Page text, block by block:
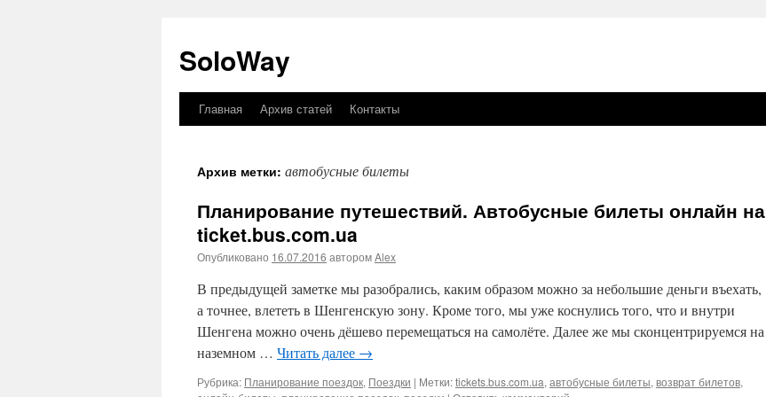
SoloWay
Перейти
содержимому
Главная Архив статей Контакты
Архив метки: автобусные билеты
Планирование путешествий. Автобусные билеты онлайн на
ticket.bus.com.ua
Опубликовано 16.07.2016 авторомAlex
В предыдущей заметке мы разобрались, каким образом можно за небольшие деньги въехать,
а точнее, влететь в Шенгенскую зону. Кроме того, мы уже коснулись того, что и внутри
Шенгена можно очень дёшево перемещаться на самолёте. Далее же мы сконцентрируемся на
наземном … Читать далее →
Рубрика: Планирование поездок, Поездки | Метки:tickets.bus.com.ua, автобусные билеты, возврат билетов,